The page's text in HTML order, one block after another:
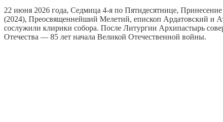
22 июня 2026 года, Седмица 4-я по Пятидесятнице,
(2024), Преосвященнейший Мелетий, епископ Ардатовский и
сослужили клирики собора. После Литургии Архипастырь
Отечества — 85 лет начала Великой Отечественной войны.